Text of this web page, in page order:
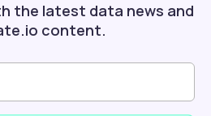
the latest data news and
content.